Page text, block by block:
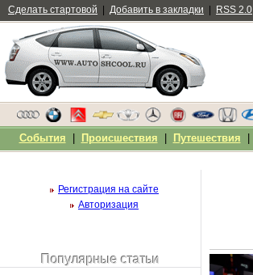
Регистрация на сайте
Авторизация
Популярные статьи
Сделать стартовой Добавить в закладки RSS 2.0
События Происшествия Путешествия